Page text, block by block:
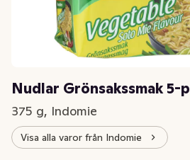
Nudlar Grönsakssmak 5-p
375 g, Indomie
Visa alla varor från Indomie